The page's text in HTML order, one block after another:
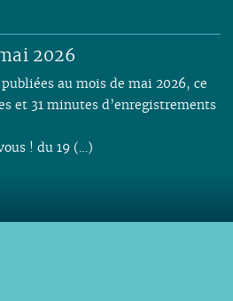
2026
au mois de mai 2026, ce
et 31 minutes d’enregistrements
! du 19 (…)